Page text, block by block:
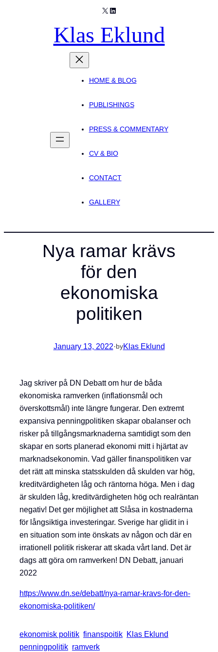
X LinkedIn
Klas Eklund
HOME & BLOG
PUBLISHINGS
PRESS & COMMENTARY
CV & BIO
CONTACT
GALLERY
Nya ramar krävs
för den
ekonomiska
politiken
January 13, 2022·byKlas Eklund
Jag skriver på DN Debatt om hur de båda
ekonomiska ramverken (inflationsmål och
överskottsmål) inte längre fungerar. Den extremt
expansiva penningpolitiken skapar obalanser och
risker på tillgångsmarknaderna samtidigt som den
skapar en sorts planerad ekonomi mitt i hjärtat av
marknadsekonomin. Vad gäller finanspolitiken var
det rätt att minska statsskulden då skulden var hög,
kreditvärdigheten låg och räntorna höga. Men i dag
är skulden låg, kreditvärdigheten hög och realräntan
negativ! Det ger möjlighet att Slåsa in kostnaderna
för långsiktiga investeringar. Sverige har glidit in i
en situation som inte önskats av någon och där en
irrationell politik riskerar att skada vårt land. Det är
dags att göra om ramverken! DN Debatt, januari
2022
https://www.dn.se/debatt/nya-ramar-kravs-for-den-
ekonomiska-politiken/
ekonomisk politik finanspoitik Klas Eklund
penningpolitik ramverk